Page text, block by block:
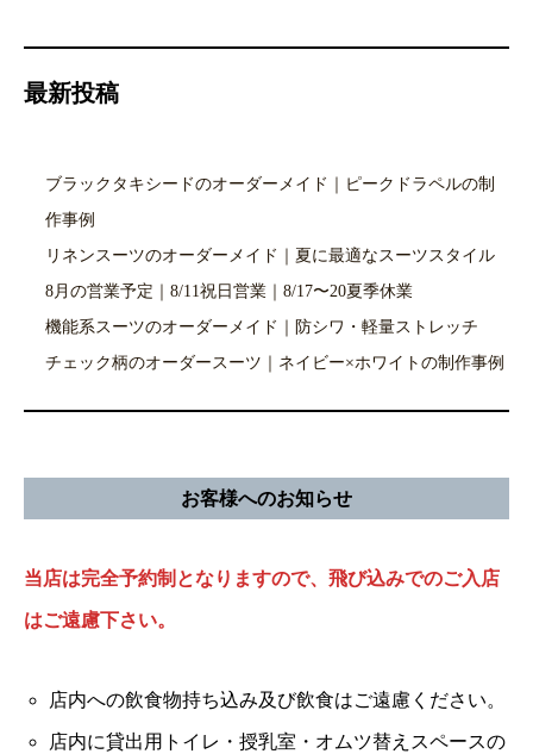
最新投稿
ブラックタキシードのオーダーメイド｜ピークドラペルの制
作事例
リネンスーツのオーダーメイド｜夏に最適なスーツスタイル
8月の営業予定｜8/11祝日営業｜8/17〜20夏季休業
機能系スーツのオーダーメイド｜防シワ・軽量ストレッチ
チェック柄のオーダースーツ｜ネイビー×ホワイトの制作事例
お客様へのお知らせ
当店は完全予約制となりますので、飛び込みでのご入店
はご遠慮下さい。
店内への飲食物持ち込み及び飲食はご遠慮ください。
店内に貸出用トイレ・授乳室・オムツ替えスペースの